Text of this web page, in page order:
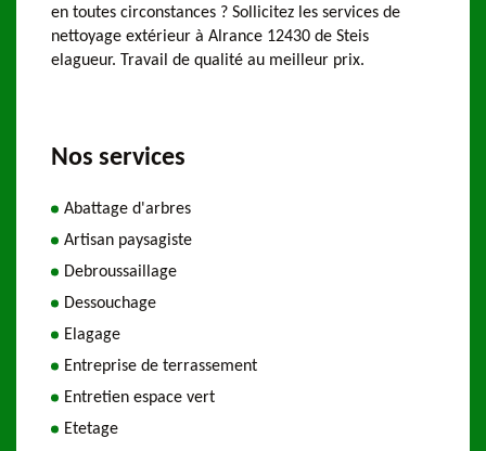
en toutes circonstances ? Sollicitez les services de
nettoyage extérieur à Alrance 12430 de Steis
elagueur. Travail de qualité au meilleur prix.
Nos services
Abattage d'arbres
Artisan paysagiste
Debroussaillage
Dessouchage
Elagage
Entreprise de terrassement
Entretien espace vert
Etetage